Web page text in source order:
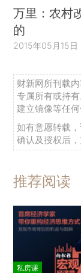
万里：农村
的
2015年05月15日
财新网所刊载
专属所有或持
建立镜像等任何
如有意愿转载
确认及授权后，
推荐阅读
私房课